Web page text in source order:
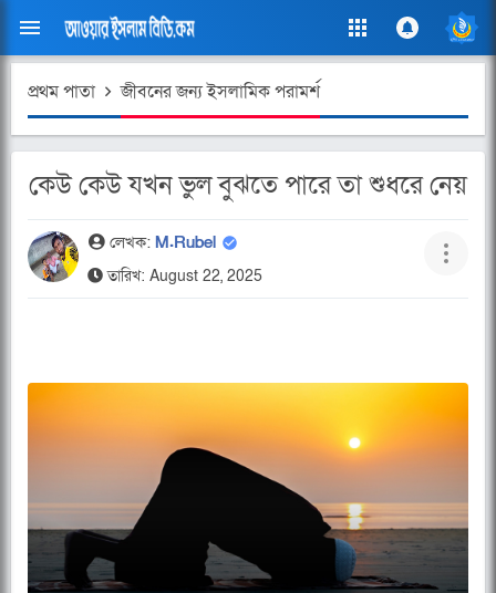
প্রথম পাতা জীবনের জন্য ইসলামিক পরামর্শ
কেউ কেউ যখন ভুল বুঝতে পারে তা শুধরে নেয়
লেখক: M.Rubel
তারিখ: August 22, 2025